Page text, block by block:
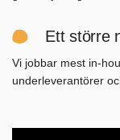
Ett större
Vi jobbar mest in-
underleverantörer